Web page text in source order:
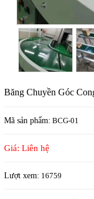
Băng Chuyền Góc
Mã sản phẩm: BCG-01
Giá: Liên hệ
Lượt xem: 16759